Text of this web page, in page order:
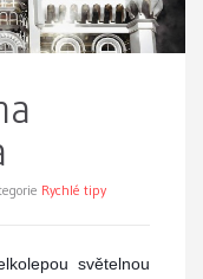
Rychlé tipy
světelnou